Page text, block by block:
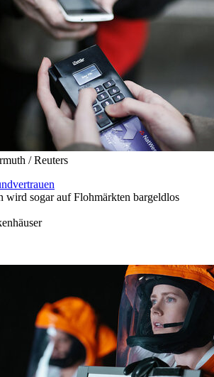
/ Reuters
wird sogar auf Flohmärkten bargeldlos